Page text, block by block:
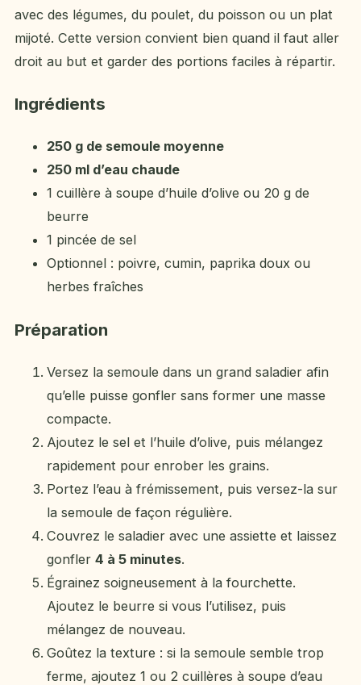
avec des légumes, du poulet, du poisson ou un plat
mijoté. Cette version convient bien quand il faut aller
droit au but et garder des portions faciles à répartir.
Ingrédients
250 g de semoule moyenne
250 ml d’eau chaude
1 cuillère à soupe d’huile d’olive ou 20 g de
beurre
1 pincée de sel
Optionnel : poivre, cumin, paprika doux ou
herbes fraîches
Préparation
Versez la semoule dans un grand saladier afin
qu’elle puisse gonfler sans former une masse
compacte.
Ajoutez le sel et l’huile d’olive, puis mélangez
rapidement pour enrober les grains.
Portez l’eau à frémissement, puis versez-la sur
la semoule de façon régulière.
Couvrez le saladier avec une assiette et laissez
gonfler 4 à 5 minutes.
Égrainez soigneusement à la fourchette.
Ajoutez le beurre si vous l’utilisez, puis
mélangez de nouveau.
Goûtez la texture : si la semoule semble trop
ferme, ajoutez 1 ou 2 cuillères à soupe d’eau